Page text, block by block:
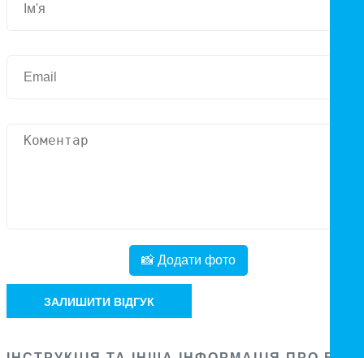
📸 Додати фото
ЗАЛИШИТИ ВІДГУК